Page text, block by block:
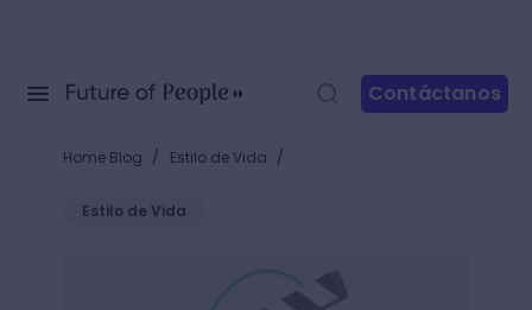
Contáctanos
Home Blog / Estilo de Vida /
Estilo de Vida